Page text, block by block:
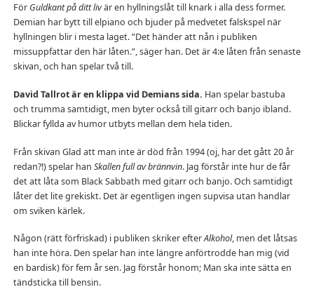
För Guldkant på ditt livär en hyllningslåt till knark i alla dess former.
Demian har bytt till elpiano och bjuder på medvetet falskspel när
hyllningen blir i mesta laget. ”Det händer att nån i publiken
missuppfattar den här låten.”, säger han. Det är 4:e låten från senaste
skivan, och han spelar två till.
David Tallrot är en klippa vid Demians sida. Han spelar bastuba
och trumma samtidigt, men byter också till gitarr och banjo ibland.
Blickar fyllda av humor utbyts mellan dem hela tiden.
Från skivan Glad att man inte är död från 1994 (oj, har det gått 20 år
redan?!) spelar han Skallen full av brännvin. Jag förstår inte hur de får
det att låta som Black Sabbath med gitarr och banjo. Och samtidigt
låter det lite grekiskt. Det är egentligen ingen supvisa utan handlar
om sviken kärlek.
Någon (rätt förfriskad) i publiken skriker efterAlkohol, men det låtsas
han inte höra. Den spelar han inte längre anförtrodde han mig (vid
en bardisk) för fem år sen. Jag förstår honom; Man ska inte sätta en
tändsticka till bensin.